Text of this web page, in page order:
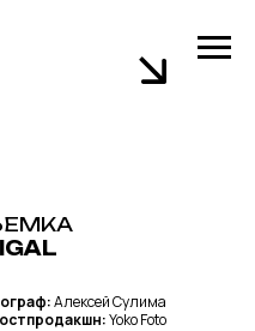
Алексей Сулима
Yoko Foto